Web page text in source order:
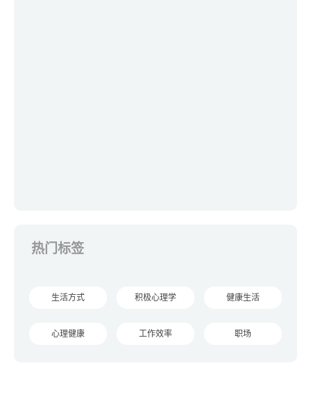
热门标签
生活方式 积极心理学 健康生活
心理健康 工作效率 职场